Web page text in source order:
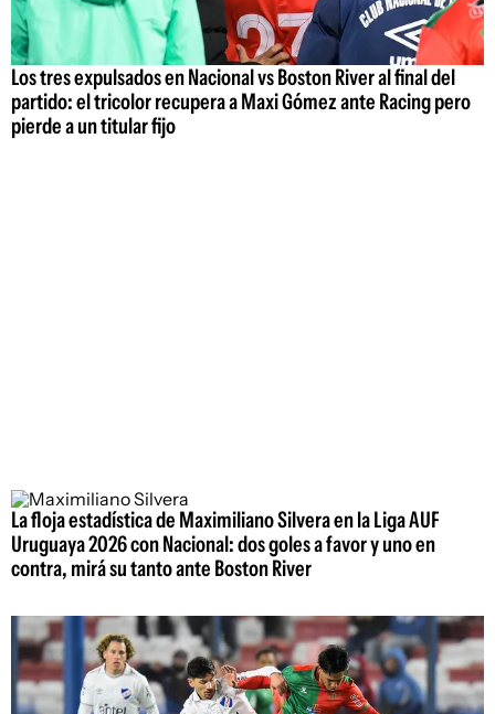
Los tres expulsados en Nacional vs Boston River al final del
partido: el tricolor recupera a Maxi Gómez ante Racing pero
pierde a un titular fijo
La floja estadística de Maximiliano Silvera en la Liga AUF
Uruguaya 2026 con Nacional: dos goles a favor y uno en
contra, mirá su tanto ante Boston River